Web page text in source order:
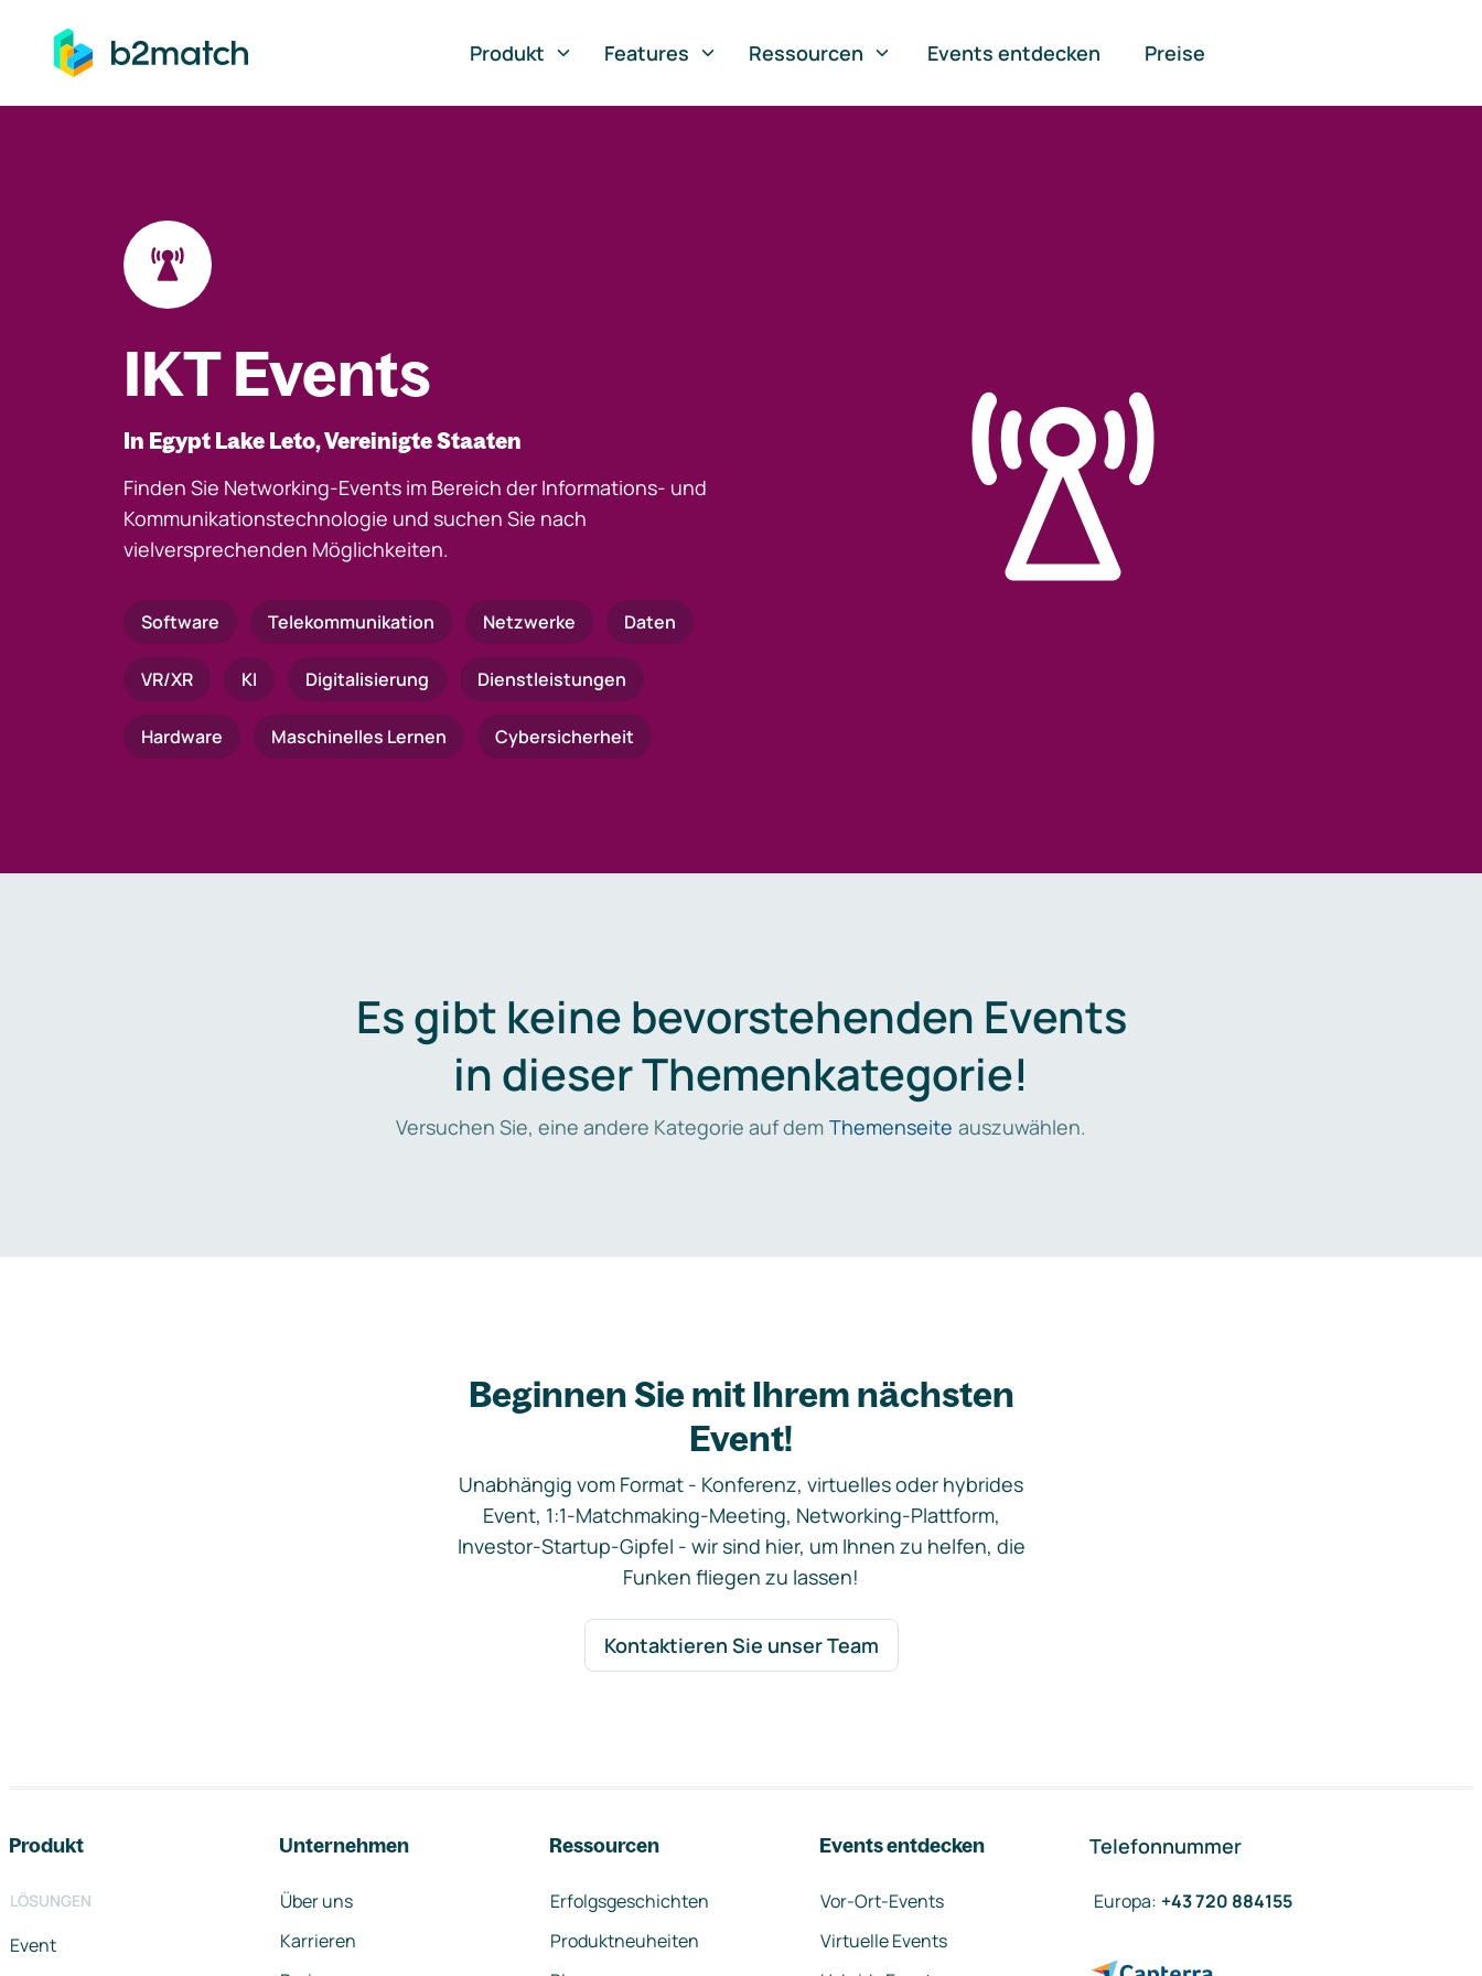
springen
Produkt
Features Ressourcen Events entdecken Preise
IKT Events
In Egypt Lake Leto, Vereinigte Staaten
Finden Sie Networking-Events im Bereich der Informations- und
Kommunikationstechnologie und suchen Sie nach
vielversprechenden Möglichkeiten.
Software Telekommunikation Netzwerke Daten
VR/XR KI Digitalisierung Dienstleistungen
Hardware Maschinelles Lernen Cybersicherheit
Es gibt keine bevorstehenden Events
in dieser Themenkategorie!
Versuchen Sie, eine andere Kategorie auf dem Themenseite auszuwählen.
Beginnen Sie mit Ihrem nächsten
Event!
Unabhängig vom Format - Konferenz, virtuelles oder hybrides
Event, 1:1-Matchmaking-Meeting, Networking-Plattform,
Investor-Startup-Gipfel - wir sind hier, um Ihnen zu helfen, die
Funken fliegen zu lassen!
Kontaktieren Sie unser Team
Produkt
LÖSUNGEN
Event
Unternehmen
Über uns
Karrieren
Ressourcen
Erfolgsgeschichten
Produktneuheiten
Events entdecken
Vor-Ort-Events
Virtuelle Events
Telefonnummer
Europa: +43 720 884155